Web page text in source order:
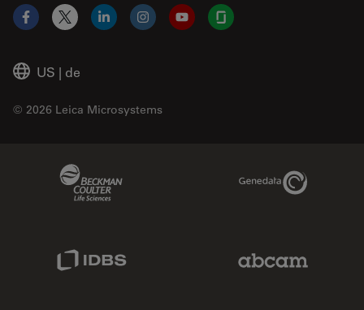
US | de
© 2026 Leica Microsystems
Facebook
X LinkedInInstagramYouTubeGlassdoor
Genedata Link